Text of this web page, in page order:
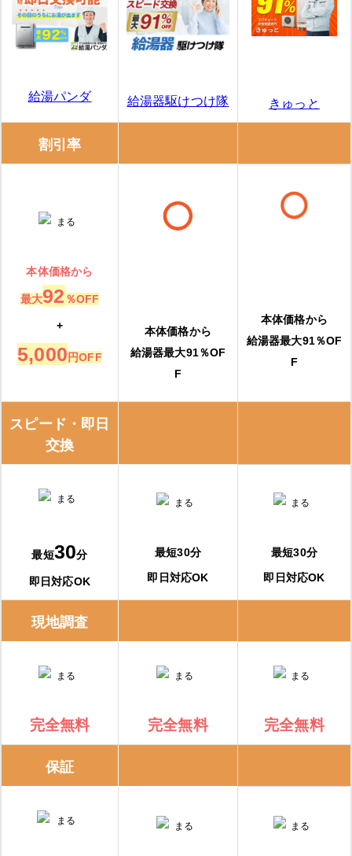
給湯パンダ 給湯器駆けつけ隊 きゅっと
割引率
本体価格から
最大92 ％OFF
+
5,000円OFF
本体価格から
給湯器最大91％OF
F
本体価格から
給湯器最大91％OF
F
スピード・即日
交換
最短30分
即日対応OK
最短30分
即日対応OK
最短30分
即日対応OK
現地調査
完全無料 完全無料 完全無料
保証